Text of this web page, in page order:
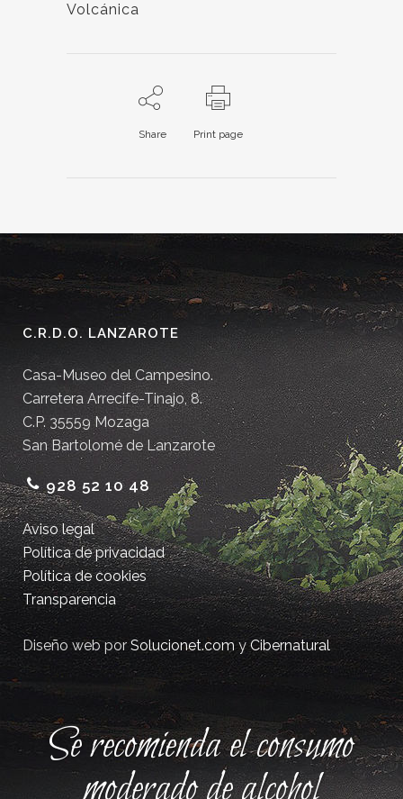
Volcánica
Share Print page
C.R.D.O. LANZAROTE
Casa-Museo del Campesino.
Carretera Arrecife-Tinajo, 8.
C.P. 35559 Mozaga
San Bartolomé de Lanzarote
928 52 10 48
Aviso legal
Política de privacidad
Política de cookies
Transparencia
Diseño web porSolucionet.comyCibernatural
Se recomienda el consumo